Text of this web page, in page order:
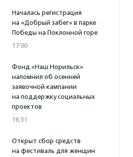
Началась регистрация
на «Добрый забег» в парке
Победы на Поклонной горе
17:00
Фонд «Наш Норильск»
напомнил об осенней
заявочной кампании
на поддержку социальных
проектов
16:31
Открыт сбор средств
на фестиваль для женщин